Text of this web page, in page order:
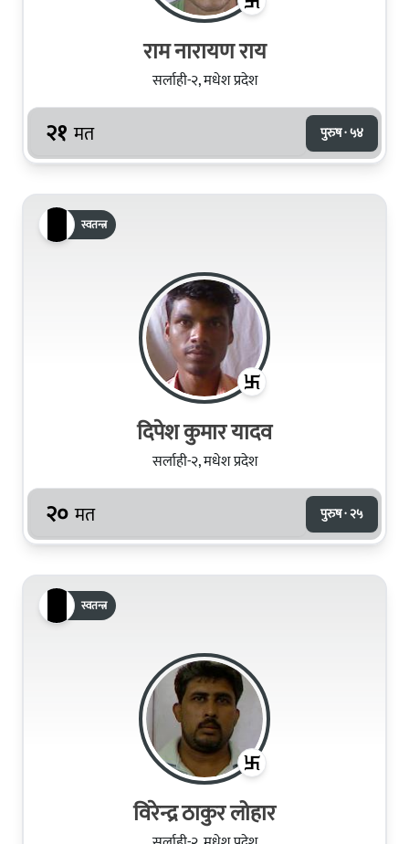
राम नारायण राय
सर्लाही-२, मधेश प्रदेश
२१ मत पुरुष · ५४
स्वतन्त्र
दिपेश कुमार यादव
सर्लाही-२, मधेश प्रदेश
२० मत पुरुष · २५
स्वतन्त्र
विरेन्द्र ठाकुर लोहार